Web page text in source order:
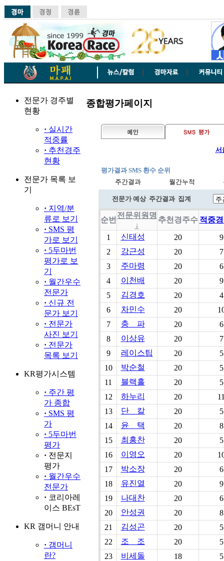
전문가 경주별
현황
· 실시간
적중률
· 추천경주
현황
전문가 목록 보
기
· 지역/분
류로 보기
· SMS 평
가로 보기
· 5두마번
평가로 보
기
· 월간우수
전문가
· 신규 전
문가 보기
· 전문가
사진 보기
· 전문가
목록 보기
KR평가시스템
· 주간 평
가 종합
· SMS 평
가
· 5두마번
평가
· 전문지
평가
· 월간우수
전문가
· 코리아레
이스 BEsT
KR 갬머니 안내
· 갬머니
란?
종합평가페이지